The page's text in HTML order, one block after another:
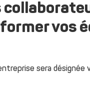
vos
sera désignée